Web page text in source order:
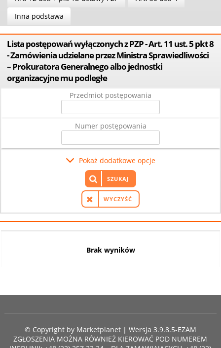
Inna podstawa
Lista postępowań wyłączonych z PZP - Art. 11 ust. 5 pkt 8
- Zamówienia udzielane przez Ministra Sprawiedliwości
– Prokuratora Generalnego albo jednostki
organizacyjne mu podległe
Przedmiot postępowania
Numer postępowania
Pokaż dodatkowe opcje
WYCZYŚĆ
SZUKAJ
Brak wyników
© Copyright by Marketplanet| Wersja 3.9.8.5-EZAM
ZGŁOSZENIA MOŻNA RÓWNIEŻ KIEROWAĆ POD NUMEREM